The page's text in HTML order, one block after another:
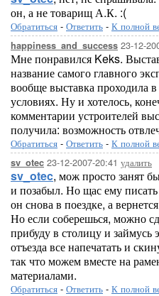
он, а не товарищ А.К. :(
Обратиться - Ответить - К полной
happiness_and_success 23-12-
Мне понравился Keks.
название самого главного
вообще выставка проходила
условиях. Ну и хотелось,
комментарии устроителей
получила: возможность
Обратиться - Ответить - К полной
sv_otec 23-12-2007-20:41 удалить
sv_otec, мож просто занят
и позабыл. Но щас ему
он снова в поездке, а
Но если соберешься, можно
прибуду в столицу и
отъезда все напечатать и
так что можем вместе на
материалами.
Обратиться - Ответить - К полной